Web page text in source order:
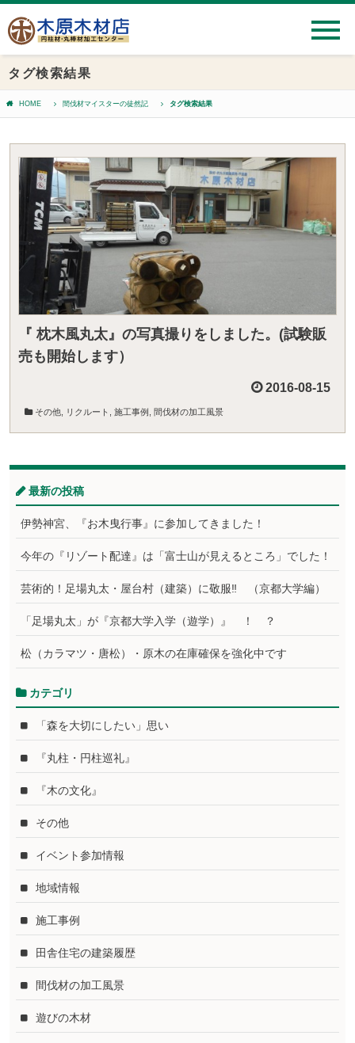
タグ検索結果
HOME 間伐材マイスターの徒然記 タグ検索結果
『 枕木風丸太』の写真撮りをしました。(試験販
売も開始します）
2016-08-15
その他 リクルート 施工事例 間伐材の加工風景
最新の投稿
伊勢神宮、『お木曳行事』に参加してきました！
今年の『リゾート配達』は「富士山が見えるところ」でした！
芸術的！足場丸太・屋台村（建築）に敬服‼ （京都大学編）
「足場丸太」が『京都大学入学（遊学）』 ！ ？
松（カラマツ・唐松）・原木の在庫確保を強化中です
カテゴリ
「森を大切にしたい」思い
『丸柱・円柱巡礼』
『木の文化』
その他
イベント参加情報
地域情報
施工事例
田舎住宅の建築履歴
間伐材の加工風景
遊びの木材